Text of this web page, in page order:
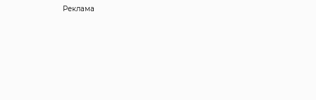
Реклама